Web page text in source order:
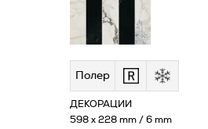
Полeр
ДЕКОРАЦИИ
598 x 228 mm / 6 mm